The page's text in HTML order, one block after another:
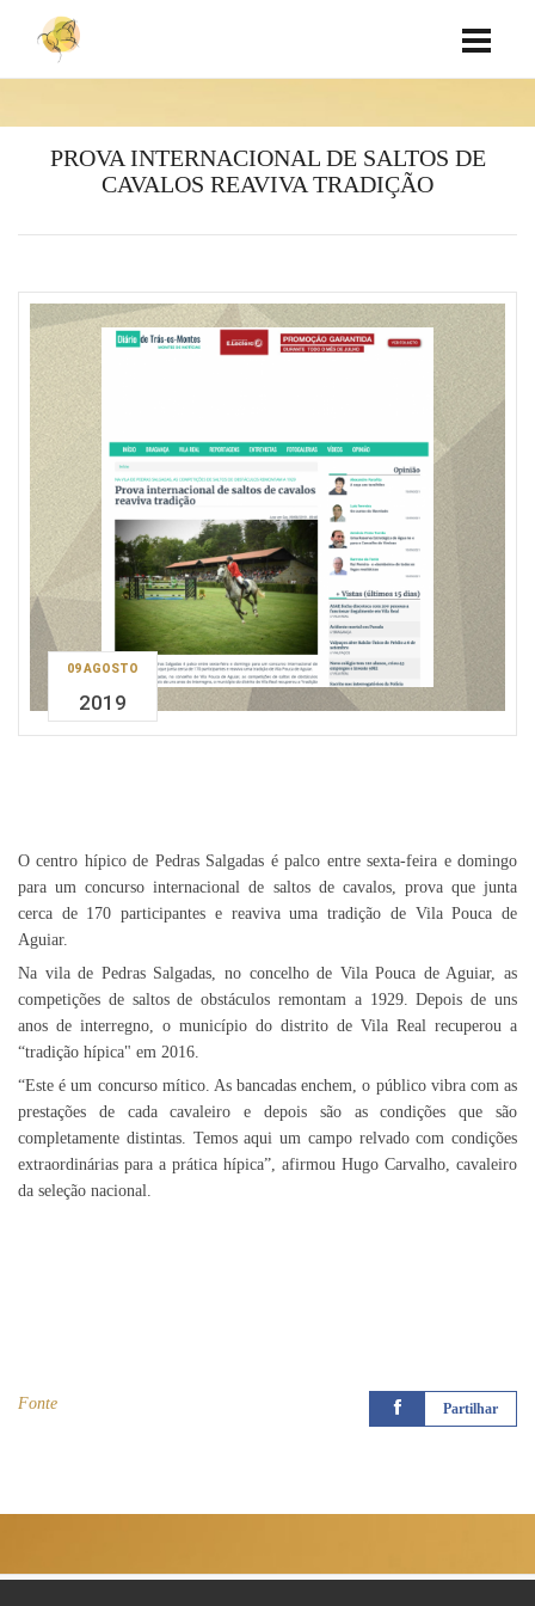
PROVA INTERNACIONAL DE SALTOS DE
CAVALOS REAVIVA TRADIÇÃO
09 AGOSTO
2019
O centro hípico de Pedras Salgadas é palco entre sexta-feira e domingo
para um concurso internacional de saltos de cavalos, prova que junta
cerca de 170 participantes e reaviva uma tradição de Vila Pouca de
Aguiar.
Na vila de Pedras Salgadas, no concelho de Vila Pouca de Aguiar, as
competições de saltos de obstáculos remontam a 1929. Depois de uns
anos de interregno, o município do distrito de Vila Real recuperou a
“tradição hípica" em 2016.
“Este é um concurso mítico. As bancadas enchem, o público vibra com as
prestações de cada cavaleiro e depois são as condições que são
completamente distintas. Temos aqui um campo relvado com condições
extraordinárias para a prática hípica”, afirmou Hugo Carvalho, cavaleiro
da seleção nacional.
Fonte Partilhar